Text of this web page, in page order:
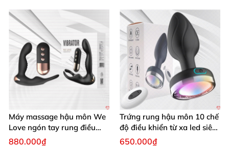
Máy massage hậu môn We
Love ngón tay rung điều
khiển từ xa thoải mái cực
880.000₫
Trứng rung hậu môn 10 chế
độ điều khiển từ xa led siêu
sướng
650.000₫